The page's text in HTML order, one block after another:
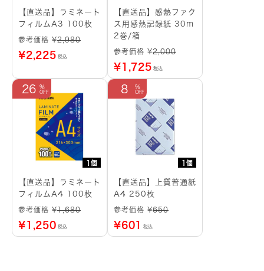
【直送品】ラミネート
フィルムA3 100枚
参考価格 ¥2,980
¥2,225 税込
【直送品】感熱ファク
ス用感熱記録紙 30m
2巻/箱
参考価格 ¥2,000
¥1,725 税込
1個
26
【直送品】ラミネート
フィルムA4 100枚
参考価格 ¥1,680
¥1,250 税込
1個
8
【直送品】上質普通紙
A4 250枚
参考価格 ¥650
¥601 税込